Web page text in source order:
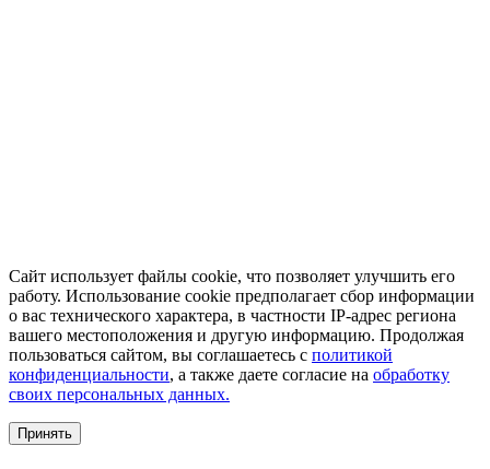
Сайт использует файлы cookie, что позволяет улучшить его
работу. Использование cookie предполагает сбор информации
о вас технического характера, в частности IP-адрес региона
вашего местоположения и другую информацию. Продолжая
пользоваться сайтом, вы соглашаетесь с политикой
конфиденциальности, а также даете согласие на обработку
своих персональных данных.
Принять